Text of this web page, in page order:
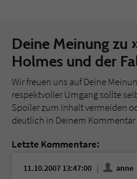
Deine Meinung zu
Holmes und der
Wir freuen uns auf Deine
respektvoller Umgang sollte
Spoiler zum Inhalt vermeiden
deutlich in Deinem
Letzte Kommentare:
11.10.2007 13:47:00
anne